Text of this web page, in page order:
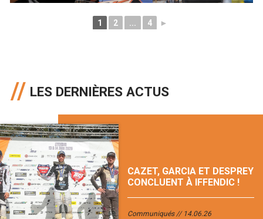
1 2 ... 4 ►
LES DERNIÈRES ACTUS
CAZET, GARCIA ET DESPREY
CONCLUENT À IFFENDIC !
Communiqués 14.06.26